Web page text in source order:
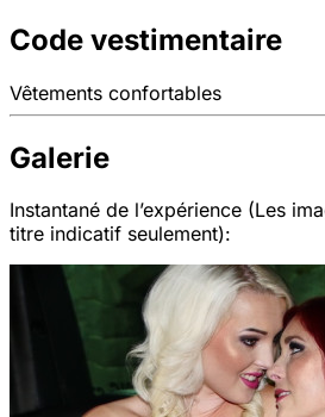
Code vestimentaire
Vêtements confortables
Galerie
Instantané de l’expérience (Les
titre indicatif seulement):